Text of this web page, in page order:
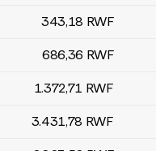
343,18 RWF
686,36 RWF
1.372,71 RWF
3.431,78 RWF